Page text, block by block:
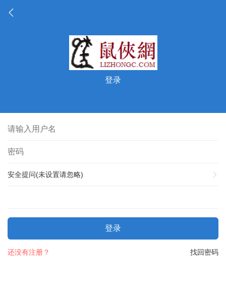
登录
安全提问(未设置请忽略)
登录
找回密码
还没有注册？